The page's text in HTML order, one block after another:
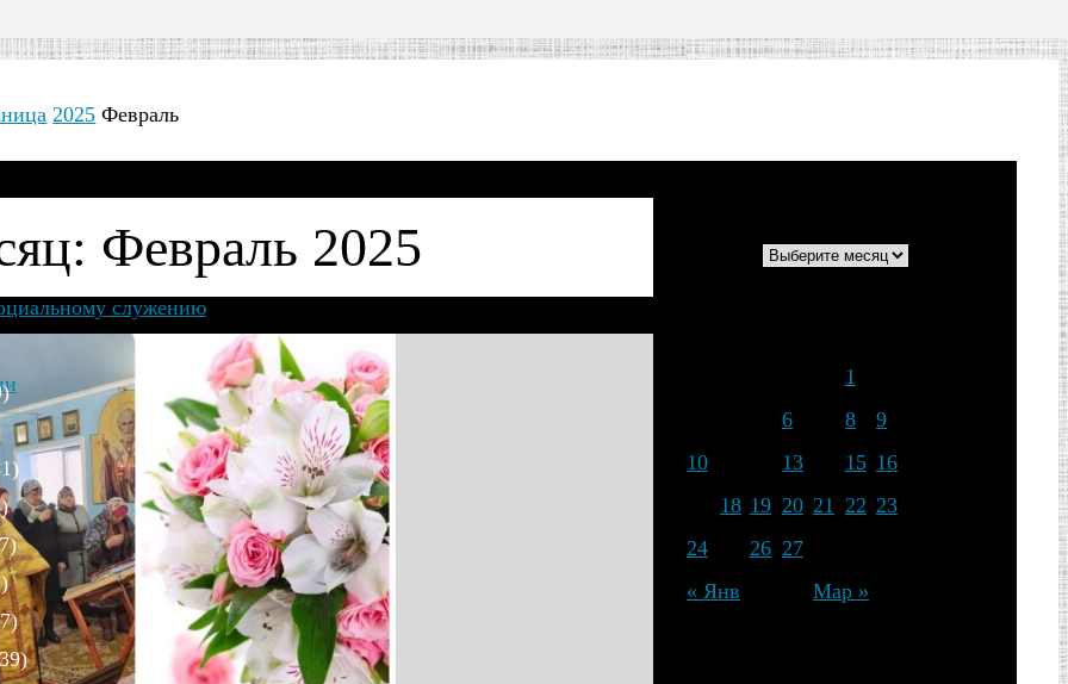
служению
2025 Февраль
Февраль 2025
« Янв Мар »
1
6 8
9
10
13 15 16
18 19 20 21 22 23
24
26 27